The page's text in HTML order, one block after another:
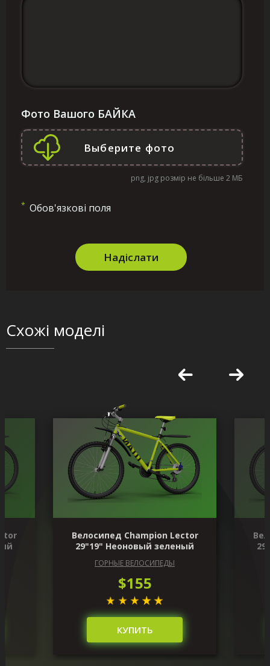
Фото Вашого БАЙКА
png, jpg розмір не більше 2 МБ
* Обов'язкові поля
Надіслати
Схожі моделі
Велосипед Champion Lector
29"19" Неоновый зеленый
ГОРНЫЕ ВЕЛОСИПЕДЫ
$155
КУПИТЬ